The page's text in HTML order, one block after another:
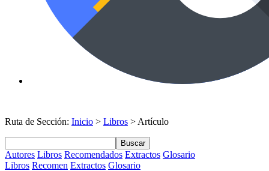
Ruta de Sección: Inicio > Libros > Artículo
Buscar
Autores Libros Recomendados Extractos Glosario
Libros Recomen Extractos Glosario